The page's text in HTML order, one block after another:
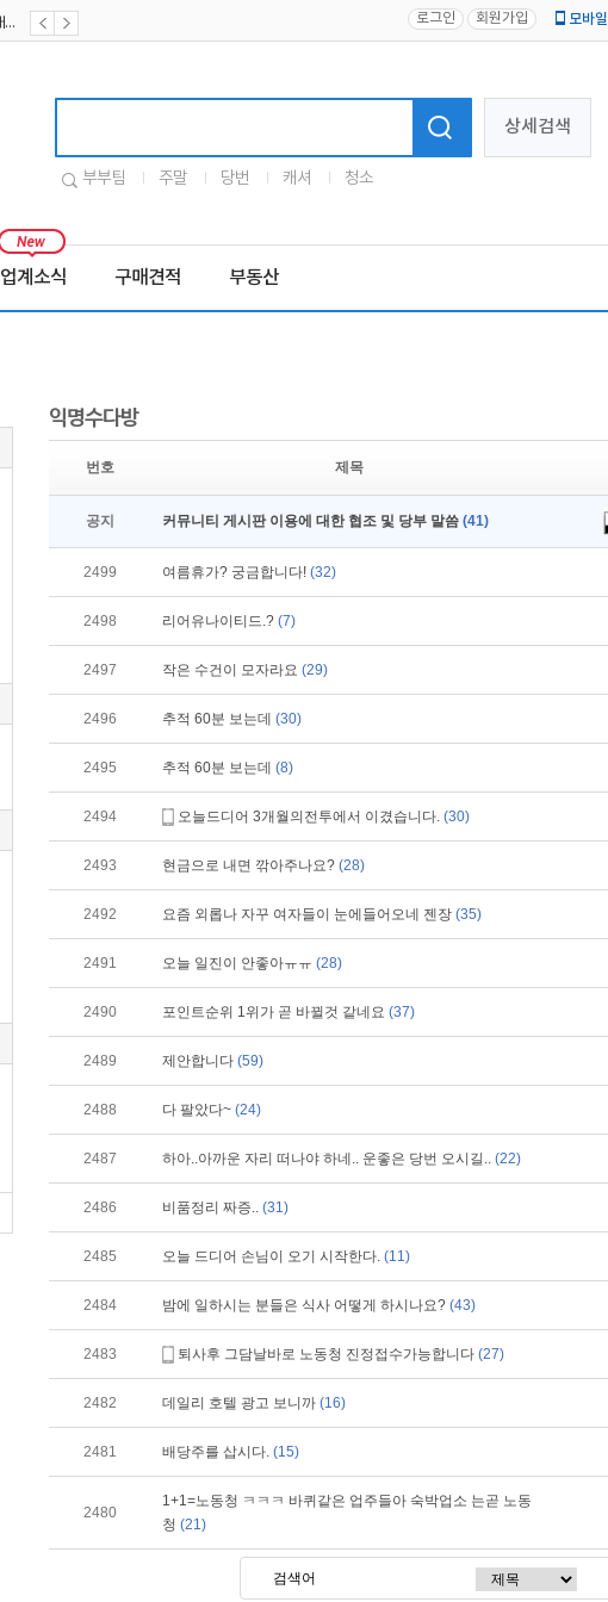
[공지] [호텔업] 유료서비스 이용약관 개정본2 (19.09.02) 로그인 회원가입 모바일
상세검색
부부팀 주말 당번 캐셔 청소
업계소식 구매견적 부동산
익명수다방
번호 제목
공지 커뮤니티 게시판 이용에 대한 협조 및 당부 말씀 (41)
2499 여름휴가? 궁금합니다! (32)
2498 리어유나이티드.? (7)
2497 작은 수건이 모자라요 (29)
2496 추적 60분 보는데 (30)
2495 추적 60분 보는데 (8)
2494 오늘드디어 3개월의전투에서 이겼습니다. (30)
2493 현금으로 내면 깎아주나요? (28)
2492 요즘 외롭나 자꾸 여자들이 눈에들어오네 젠장 (35)
2491 오늘 일진이 안좋아ㅠㅠ (28)
2490 포인트순위 1위가 곧 바뀔것 같네요 (37)
2489 제안합니다 (59)
2488 다 팔았다~ (24)
2487 하아..아까운 자리 떠나야 하네.. 운좋은 당번 오시길.. (22)
2486 비품정리 짜증.. (31)
2485 오늘 드디어 손님이 오기 시작한다. (11)
2484 밤에 일하시는 분들은 식사 어떻게 하시나요? (43)
2483 퇴사후 그담날바로 노동청 진정접수가능합니다 (27)
2482 데일리 호텔 광고 보니까 (16)
2481 배당주를 삽시다. (15)
2480
1+1=노동청 ㅋㅋㅋ 바퀴같은 업주들아 숙박업소 는곧 노동
청 (21)